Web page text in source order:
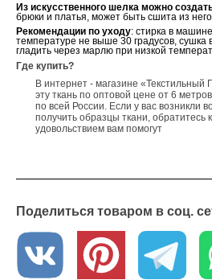
Из искусственного шелка можно
брюки и платья, может быть сшита из
Рекомендации по уходу: стирка в
температуре не выше 30 градусов, сушка
гладить через марлю при низкой
Где купить?
В интернет - магазине «Текстильный
эту ткань по оптовой цене от 6
по всей России. Если у вас возникли
получить образцы ткани,
удовольствием вам помогут
Поделиться товаром в соц.